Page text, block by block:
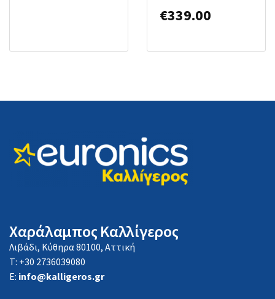
€339.00
Χαράλαμπος Καλλίγερος
Λιβάδι, Κύθηρα 80100, Αττική
Τ: +30 2736039080
E: info@kalligeros.gr